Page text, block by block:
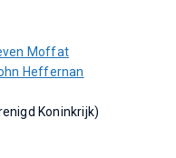
Moffat
Heffernan
Koninkrijk)